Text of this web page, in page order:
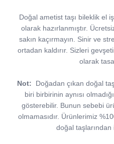
Doğal ametist taşı bileklik el
olarak hazırlanmıştır.
sakın kaçırmayın. Sinir ve
ortadan kaldırır. Sizleri
olarak
Not:
Doğadan çıkan doğal
biri birbirinin aynısı
gösterebilir. Bunun sebebi
olmamasıdır. Ürünlerimiz
doğal